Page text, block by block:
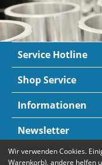
Service Hotline
Shop Service
Informationen
Newsletter
Zahlungsarten
Wir verwenden Cookies.
Warenkorb), andere helfen